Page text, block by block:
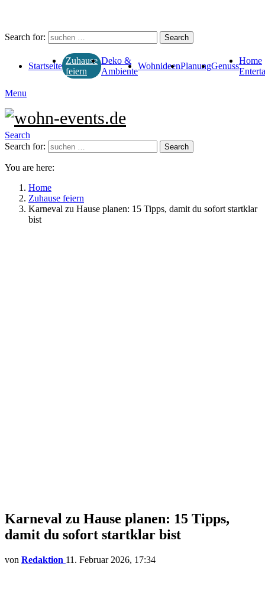
Search for: Search
Startseite Zuhause
feiern
Deko &
Ambiente
WohnideenPlanungGenuss
Home
Menu
Search
Search for:
Search
You are here:
Home
Zuhause feiern
Karneval zu Hause planen: 15 Tipps, damit du sofort startklar
bist
Karneval zu Hause planen: 15 Tipps,
damit du sofort startklar bist
von Redaktion 11. Februar 2026, 17:34